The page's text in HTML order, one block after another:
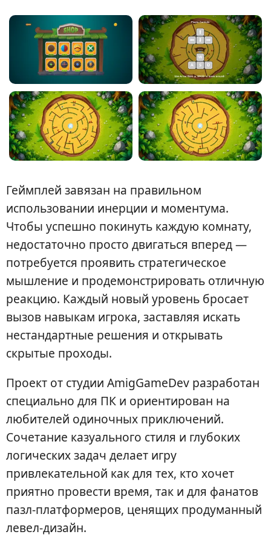
Геймплей завязан на правильном
использовании инерции и моментума.
Чтобы успешно покинуть каждую комнату,
недостаточно просто двигаться вперед —
потребуется проявить стратегическое
мышление и продемонстрировать отличную
реакцию. Каждый новый уровень бросает
вызов навыкам игрока, заставляя искать
нестандартные решения и открывать
скрытые проходы.
Проект от студии AmigGameDev разработан
специально для ПК и ориентирован на
любителей одиночных приключений.
Сочетание казуального стиля и глубоких
логических задач делает игру
привлекательной как для тех, кто хочет
приятно провести время, так и для фанатов
пазл-платформеров, ценящих продуманный
левел-дизайн.